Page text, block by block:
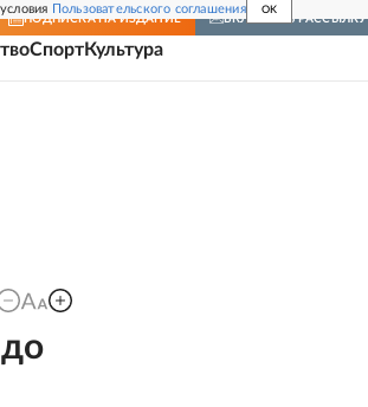
Пользовательского соглашения OK
ПОДПИСКА НА ИЗДАНИЕ ВКЛЮЧИТЬ РАССЫЛКУ
СпортКультура